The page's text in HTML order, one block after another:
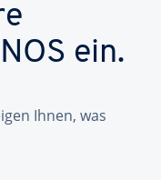
ein.
Ihnen, was